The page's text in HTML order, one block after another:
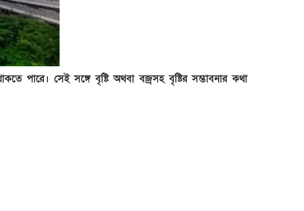
পারে। সেই সঙ্গে বৃষ্টি অথবা বজ্রসহ বৃষ্টির সম্ভাবনার কথা